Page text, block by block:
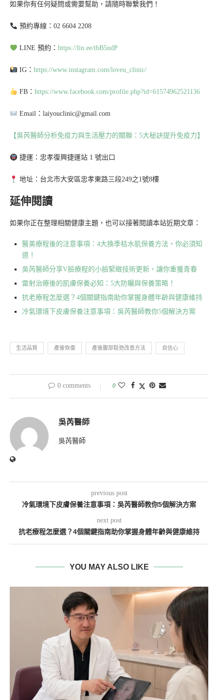
如果你有任何疑問或需要幫助，請隨時聯繫我們！
預約專線：02 6604 2208
LINE 預約： https://lin.ee/tbB5ndP
IG： https://www.instagram.com/loveu_clinic/
FB： https://www.facebook.com/profile.php?id=61574962521136
Email：laiyouclinic@gmail.com
【吳芮醫師分析免疫力與生活壓力的關聯：5大秘訣提升免疫力】
捷運：忠孝復興捷運站 1 號出口
地址：台北市大安區忠孝東路三段249之1號8樓
延伸閱讀
如果你正在整理相關健康主題，也可以接著閱讀本站近期文章：
醫美療程後的注意事項：4大換季枯水肌保養方法，你必須知
道！
吳芮醫師分享V臉療程的小臉緊緻技術更新，讓你重獲青春
雷射治療後的肌膚保養必知：5大防曬與保養策略！
抗老療程怎麼選？4個關鍵指南助你掌握身體年齡與健康維持
冷氣環境下皮膚保養注意事項：吳芮醫師教你5個解決方案
生活品質 產後恢復 產後腹部鬆弛改善方法 自信心
0 comments 0
吳芮醫師
吳芮醫師
previous post
冷氣環境下皮膚保養注意事項：吳芮醫師教你5個解決方案
next post
抗老療程怎麼選？4個關鍵指南助你掌握身體年齡與健康維持
YOU MAY ALSO LIKE